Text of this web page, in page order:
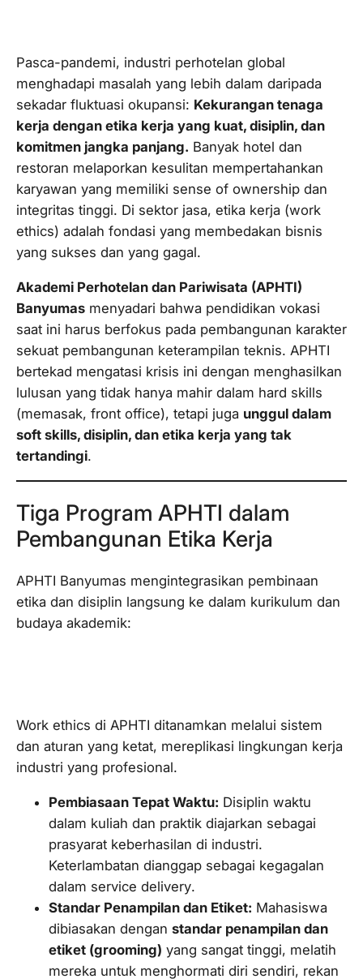
Pasca-pandemi, industri perhotelan global
menghadapi masalah yang lebih dalam daripada
sekadar fluktuasi okupansi: Kekurangan tenaga
kerja dengan etika kerja yang kuat, disiplin, dan
komitmen jangka panjang. Banyak hotel dan
restoran melaporkan kesulitan mempertahankan
karyawan yang memiliki sense of ownership dan
integritas tinggi. Di sektor jasa, etika kerja (work
ethics) adalah fondasi yang membedakan bisnis
yang sukses dan yang gagal.
Akademi Perhotelan dan Pariwisata (APHTI)
Banyumas menyadari bahwa pendidikan vokasi
saat ini harus berfokus pada pembangunan karakter
sekuat pembangunan keterampilan teknis. APHTI
bertekad mengatasi krisis ini dengan menghasilkan
lulusan yang tidak hanya mahir dalam hard skills
(memasak, front office), tetapi juga unggul dalam
soft skills, disiplin, dan etika kerja yang tak
tertandingi.
Tiga Program APHTI dalam
Pembangunan Etika Kerja
APHTI Banyumas mengintegrasikan pembinaan
etika dan disiplin langsung ke dalam kurikulum dan
budaya akademik:
Work ethics di APHTI ditanamkan melalui sistem
dan aturan yang ketat, mereplikasi lingkungan kerja
industri yang profesional.
Pembiasaan Tepat Waktu: Disiplin waktu
dalam kuliah dan praktik diajarkan sebagai
prasyarat keberhasilan di industri.
Keterlambatan dianggap sebagai kegagalan
dalam service delivery.
Standar Penampilan dan Etiket: Mahasiswa
dibiasakan dengan standar penampilan dan
etiket (grooming) yang sangat tinggi, melatih
mereka untuk menghormati diri sendiri, rekan